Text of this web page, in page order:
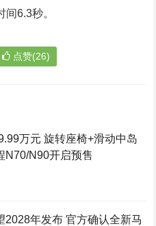
间6.3秒。
点赞(26)
万元 旋转座椅+滑动中岛
N70/N90开启预售
2028年发布 官方确认全新马